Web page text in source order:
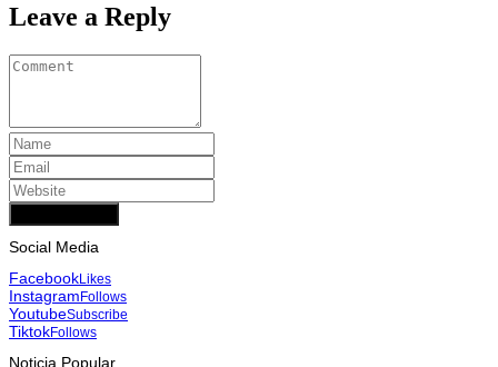
Leave a Reply
Social Media
FacebookLikes
InstagramFollows
YoutubeSubscribe
TiktokFollows
Noticia Popular